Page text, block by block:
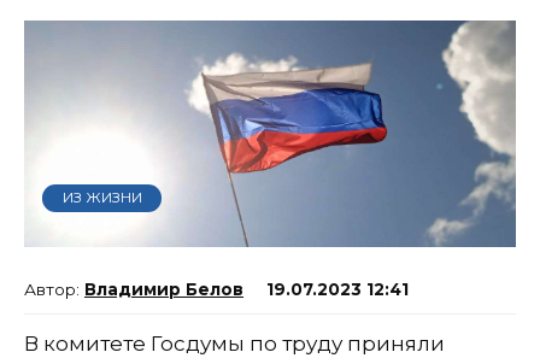
ИЗ ЖИЗНИ
Владимир Белов 19.07.2023 12:41
В комитете Госдумы по труду приняли